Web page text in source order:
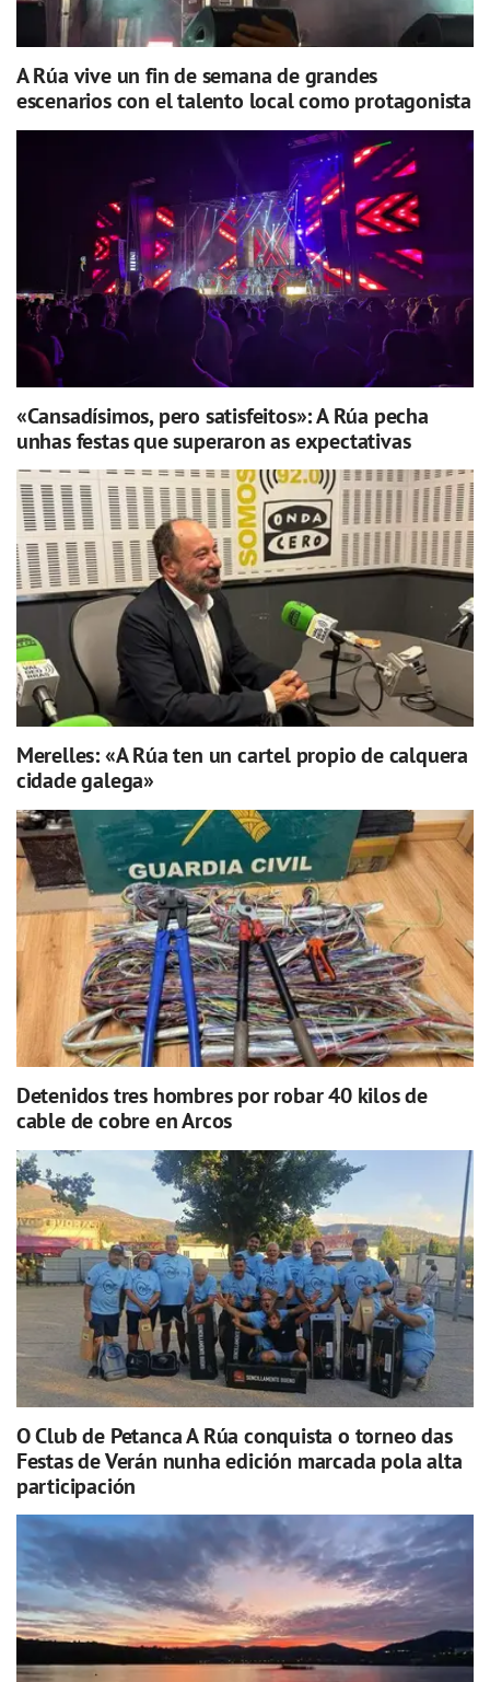
A Rúa vive un fin de semana de grandes
escenarios con el talento local como protagonista
«Cansadísimos, pero satisfeitos»: A Rúa pecha
unhas festas que superaron as expectativas
Merelles: «A Rúa ten un cartel propio de calquera
cidade galega»
Detenidos tres hombres por robar 40 kilos de
cable de cobre en Arcos
O Club de Petanca A Rúa conquista o torneo das
Festas de Verán nunha edición marcada pola alta
participación